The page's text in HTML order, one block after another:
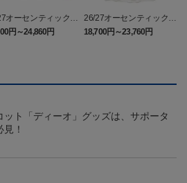
オーセンティックユ
ーム長袖（FP2n
円～24,860円
26/27オーセンティックユ
ニフォーム半袖（FP2n
d）
18,700円～23,760円
ット「ディーオ」グッズは、サポータ
！